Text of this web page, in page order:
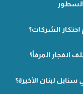
احتكار الشركات؟
المرفأ؟
لبنان الأخيرة؟